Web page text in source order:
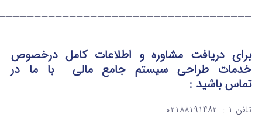
برای دریافت مشاوره و اطلاعات کامل درخصوص
خدمات طراحی سیستم جامع مالی
با ما در
تماسباشید :
تلفن ۱ : ۰۲۱۸۸۱۹۱۴۸۲